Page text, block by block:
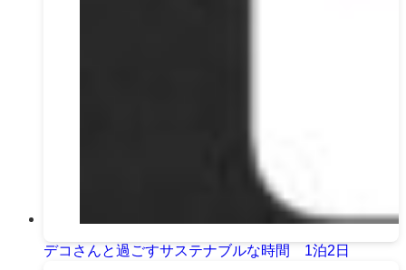
デコさんと過ごすサステナブルな時間 1泊2日